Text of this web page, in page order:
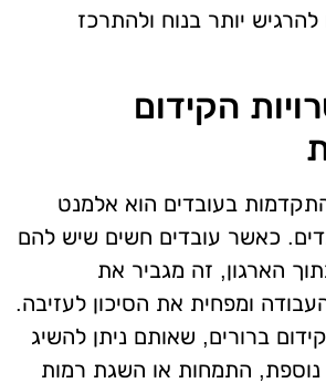
יותר בנוח ולהתרכז
הקידום
בעובדים הוא אלמנט
כאשר עובדים חשים שיש להם
הארגון, זה מגביר את
ומפחית את הסיכון לעזיבה.
ברורים, שאותם ניתן להשיג
התמחות או השגת רמות